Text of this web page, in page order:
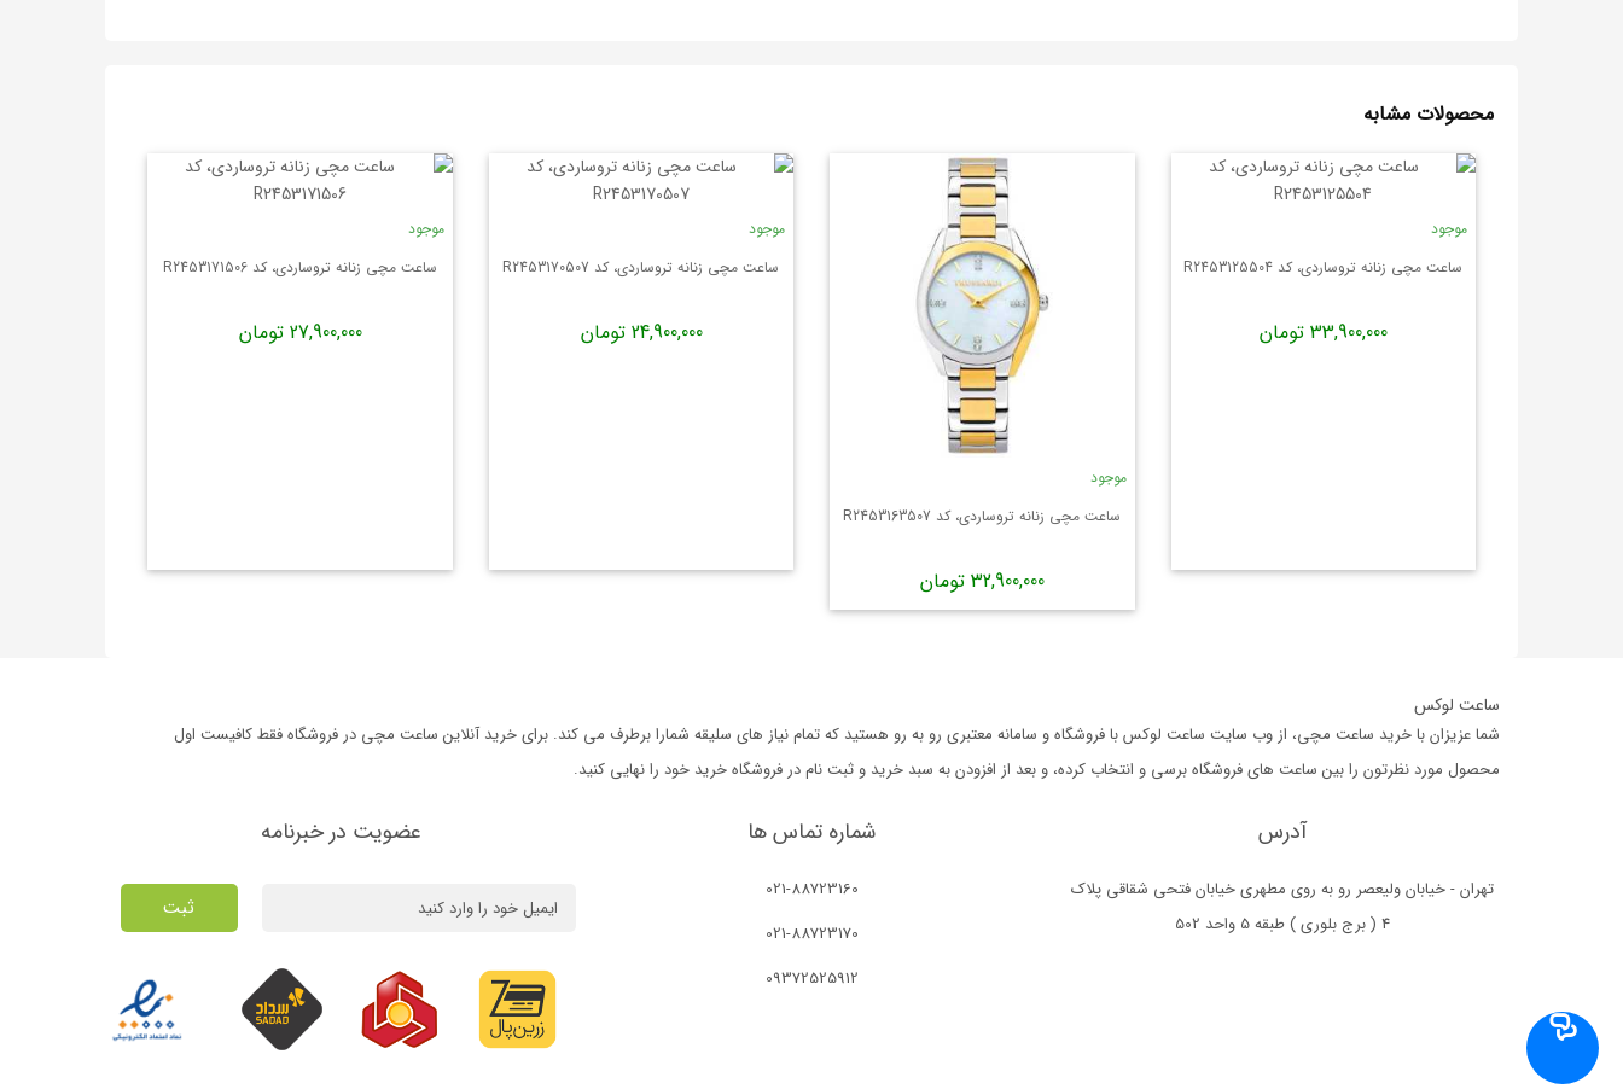
محصولات مشابه
موجود
ساعت مچی زنانه تروساردی، کد R2453125504
33,900,000 تومان
موجود
ساعت مچی زنانه تروساردی، کد R2453163507
32,900,000 تومان
موجود
ساعت مچی زنانه تروساردی، کد R2453170507
24,900,000 تومان
موجود
ساعت مچی زنانه تروساردی، کد R2453171506
27,900,000 تومان
ساعت لوکس
شما عزیزان با خرید ساعت مچی، از وب سایت ساعت لوکس با فروشگاه و سامانه معتبری رو به رو هستید که تمام نیاز های سلیقه شمارا برطرف می کند. برای خرید آنلاین ساعت مچی در فروشگاه فقط کافیست اول
محصول مورد نظرتون را بین ساعت های فروشگاه برسی و انتخاب کرده، و بعد از افزودن به سبد خرید و ثبت نام در فروشگاه خرید خود را نهایی کنید.
آدرس
تهران - خیابان ولیعصر رو به روی مطهری خیابان فتحی شقاقی پلاک
4 ( برج بلوری ) طبقه 5 واحد 502
شماره تماس ها
021-88723160
021-88723170
09372525912
عضویت در خبرنامه
ثبت